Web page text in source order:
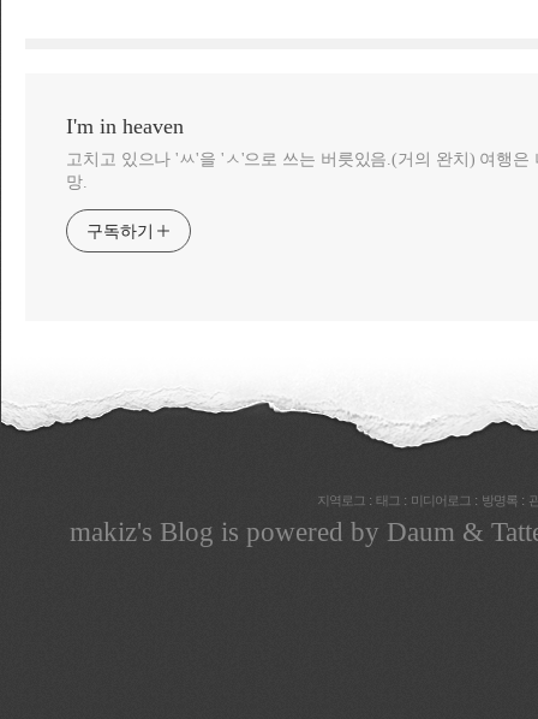
I'm in heaven
고치고 있으나 'ㅆ'을 'ㅅ'으로 쓰는 버릇있음.(거의 완치) 여행
망.
구독하기
지역로그: 태그: 미디어로그: 방명록:
makiz's Blog is powered by Daum &